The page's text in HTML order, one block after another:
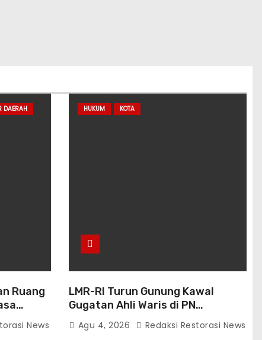
DAERAH
Ruang
PublikNews
HUKUM KOTA
LMR-RI Turun Gunung Kawal
Gugatan Ahli Waris di PN
Makassar, Humas Buka Tahapan
Persidangan
Agu 4, 2026 Redaksi Restorasi News